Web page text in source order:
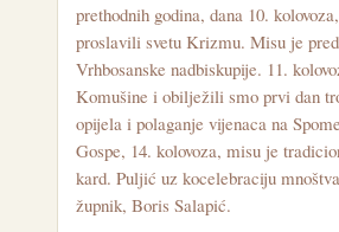
prethodnih godina, dana 10.
proslavili svetu Krizmu. Misu je
Vrhbosanske nadbiskupije. 11.
Komušine i obilježili smo prvi dan
opijela i polaganje vijenaca na
Gospe, 14. kolovoza, misu je
kard. Puljić uz kocelebraciju
župnik, Boris Salapić.